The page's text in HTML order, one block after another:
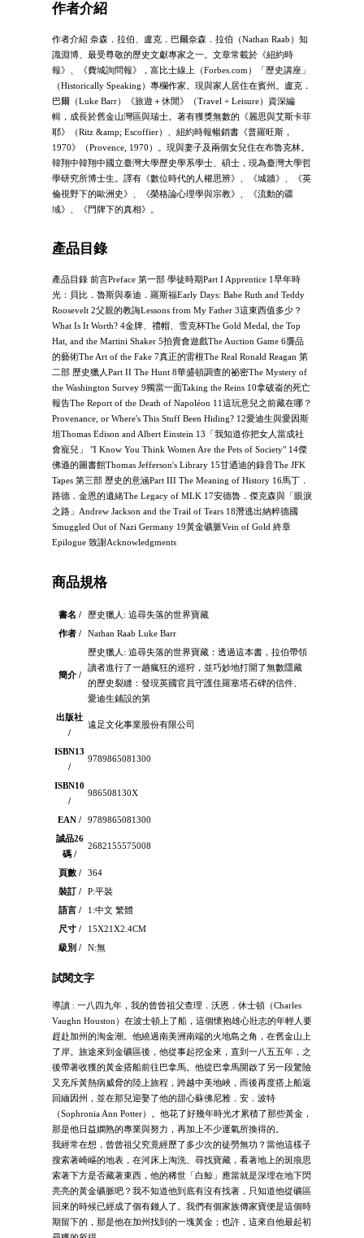
作者介紹
作者介紹 奈森．拉伯、盧克．巴爾奈森．拉伯（Nathan Raab）知
識淵博、最受尊敬的歷史文獻專家之一。文章常載於《紐約時
報》、《費城詢問報》，富比士線上（Forbes.com）「歷史講座」
（Historically Speaking）專欄作家。現與家人居住在賓州。盧克．
巴爾（Luke Barr）《旅遊＋休閒》（Travel + Leisure）資深編
輯，成長於舊金山灣區與瑞士。著有獲獎無數的《麗思與艾斯卡菲
耶》（Ritz &amp; Escoffier）、紐約時報暢銷書《普羅旺斯，
1970》（Provence, 1970）。現與妻子及兩個女兒住在布魯克林。
韓翔中韓翔中國立臺灣大學歷史學系學士、碩士，現為臺灣大學哲
學研究所博士生。譯有《數位時代的人權思辨》、《城牆》、《英
倫視野下的歐洲史》、《榮格論心理學與宗教》、《流動的疆
域》、《門牌下的真相》。
產品目錄
產品目錄 前言Preface 第一部 學徒時期Part I Apprentice 1早年時
光：貝比．魯斯與泰迪．羅斯福Early Days: Babe Ruth and Teddy
Roosevelt 2父親的教誨Lessons from My Father 3這東西值多少？
What Is It Worth? 4金牌、禮帽、雪克杯The Gold Medal, the Top
Hat, and the Martini Shaker 5拍賣會遊戲The Auction Game 6贗品
的藝術The Art of the Fake 7真正的雷根The Real Ronald Reagan 第
二部 歷史獵人Part II The Hunt 8華盛頓調查的祕密The Mystery of
the Washington Survey 9獨當一面Taking the Reins 10拿破崙的死亡
報告The Report of the Death of Napoléon 11這玩意兒之前藏在哪？
Provenance, or Where's This Stuff Been Hiding? 12愛迪生與愛因斯
坦Thomas Edison and Albert Einstein 13「我知道你把女人當成社
會寵兒」 "I Know You Think Women Are the Pets of Society" 14傑
佛遜的圖書館Thomas Jefferson's Library 15甘迺迪的錄音The JFK
Tapes 第三部 歷史的意涵Part III The Meaning of History 16馬丁．
路德．金恩的遺緒The Legacy of MLK 17安德魯．傑克森與「眼淚
之路」Andrew Jackson and the Trail of Tears 18潛逃出納粹德國
Smuggled Out of Nazi Germany 19黃金礦脈Vein of Gold 終章
Epilogue 致謝Acknowledgments
商品規格
書名 /
歷史獵人: 追尋失落的世界寶藏
作者 /
Nathan Raab Luke Barr
簡介 /
歷史獵人: 追尋失落的世界寶藏：透過這本書，拉伯帶領
讀者進行了一趟瘋狂的巡狩，並巧妙地打開了無數隱藏
的歷史裂縫：發現英國官員守護住羅塞塔石碑的信件、
愛迪生鋪設的第
出版社
/
遠足文化事業股份有限公司
ISBN13
/
9789865081300
ISBN10
/
986508130X
EAN /
9789865081300
誠品26
碼 /
2682155575008
頁數 /
364
裝訂 /
P:平裝
語言 /
1:中文 繁體
尺寸 /
15X21X2.4CM
級別 /
N:無
試閱文字
導讀 : 一八四九年，我的曾曾祖父查理．沃恩．休士頓（Charles
Vaughn Houston）在波士頓上了船，這個懷抱雄心壯志的年輕人要
趕赴加州的淘金潮。他繞過南美洲南端的火地島之角，在舊金山上
了岸。旅途來到金礦區後，他從事起挖金來，直到一八五五年，之
後帶著收獲的黃金搭船前往巴拿馬。他從巴拿馬開啟了另一段驚險
又充斥黃熱病威脅的陸上旅程，跨越中美地峽，而後再度搭上船返
回緬因州，並在那兒迎娶了他的甜心蘇佛尼雅．安．波特
（Sophronia Ann Potter）。他花了好幾年時光才累積了那些黃金，
那是他日益嫻熟的專業與努力，再加上不少運氣所換得的。
我經常在想，曾曾祖父究竟經歷了多少次的徒勞無功？當他這樣子
搜索著崎嶇的地表，在河床上淘洗、尋找寶藏，看著地上的斑痕思
索著下方是否藏著東西，他的稀世「白鯨」應當就是深埋在地下閃
亮亮的黃金礦脈吧？我不知道他到底有沒有找著，只知道他從礦區
回來的時候已經成了個有錢人了。我們有個家族傳家寶便是這個時
期留下的，那是他在加州找到的一塊黃金；也許，這來自他最起初